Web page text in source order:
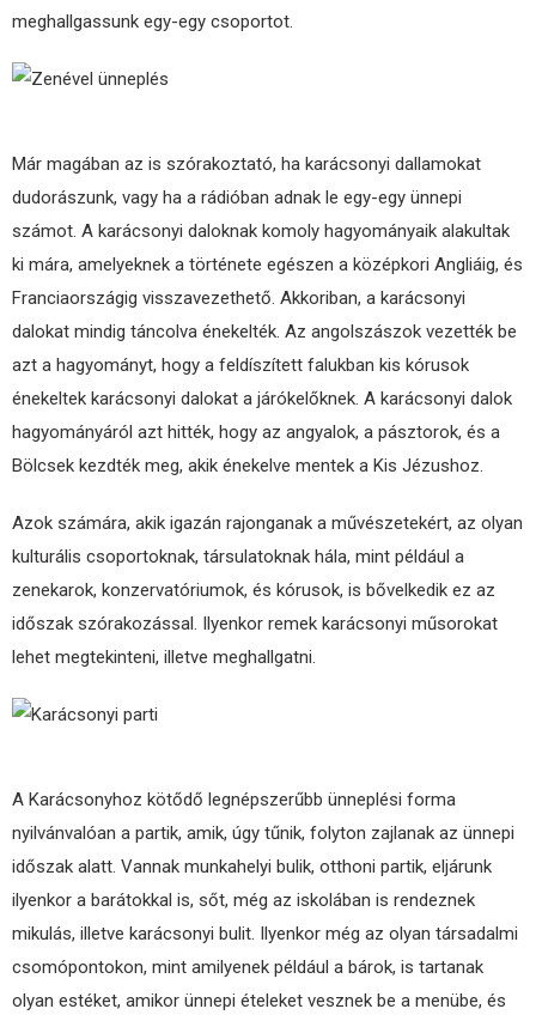
meghallgassunk egy-egy csoportot.
Már magában az is szórakoztató, ha karácsonyi dallamokat
dudorászunk, vagy ha a rádióban adnak le egy-egy ünnepi
számot. A karácsonyi daloknak komoly hagyományaik alakultak
ki mára, amelyeknek a története egészen a középkori Angliáig, és
Franciaországig visszavezethető. Akkoriban, a karácsonyi
dalokat mindig táncolva énekelték. Az angolszászok vezették be
azt a hagyományt, hogy a feldíszített falukban kis kórusok
énekeltek karácsonyi dalokat a járókelőknek. A karácsonyi dalok
hagyományáról azt hitték, hogy az angyalok, a pásztorok, és a
Bölcsek kezdték meg, akik énekelve mentek a Kis Jézushoz.
Azok számára, akik igazán rajonganak a művészetekért, az olyan
kulturális csoportoknak, társulatoknak hála, mint például a
zenekarok, konzervatóriumok, és kórusok, is bővelkedik ez az
időszak szórakozással. Ilyenkor remek karácsonyi műsorokat
lehet megtekinteni, illetve meghallgatni.
A Karácsonyhoz kötődő legnépszerűbb ünneplési forma
nyilvánvalóan a partik, amik, úgy tűnik, folyton zajlanak az ünnepi
időszak alatt. Vannak munkahelyi bulik, otthoni partik, eljárunk
ilyenkor a barátokkal is, sőt, még az iskolában is rendeznek
mikulás, illetve karácsonyi bulit. Ilyenkor még az olyan társadalmi
csomópontokon, mint amilyenek például a bárok, is tartanak
olyan estéket, amikor ünnepi ételeket vesznek be a menübe, és